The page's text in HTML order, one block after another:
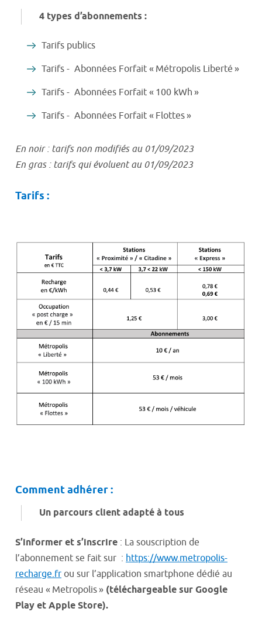
4 types d’abonnements :
Tarifs publics
Tarifs - Abonnées Forfait « Métropolis Liberté »
Tarifs - Abonnées Forfait « 100 kWh »
Tarifs - Abonnées Forfait « Flottes »
En noir : tarifs non modifiés au 01/09/2023
En gras : tarifs qui évoluent au 01/09/2023
Tarifs :
Comment adhérer :
Un parcours client adapté à tous
S’informer et s’inscrire : La souscription de
l’abonnement se fait sur : https://www.metropolis-
recharge.fr ou sur l’application smartphone dédié au
réseau « Metropolis » (téléchargeable sur Google
Play et Apple Store).